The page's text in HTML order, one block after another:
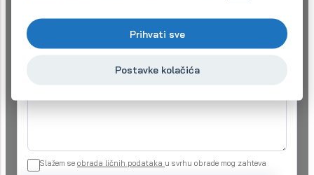
Slažem se obrada ličnih podataka u svrhu obrade mog zahteva
Prihvati sve
Postavke kolačića